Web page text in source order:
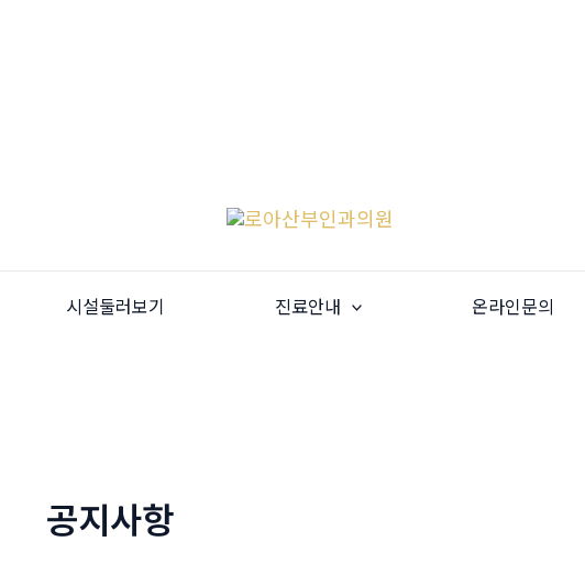
시설둘러보기 진료안내 온라인문의
공지사항